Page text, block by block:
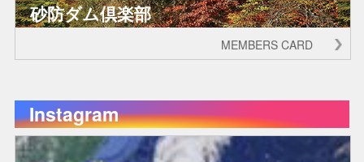
砂防ダム倶楽部
MEMBERS CARD
Instagram